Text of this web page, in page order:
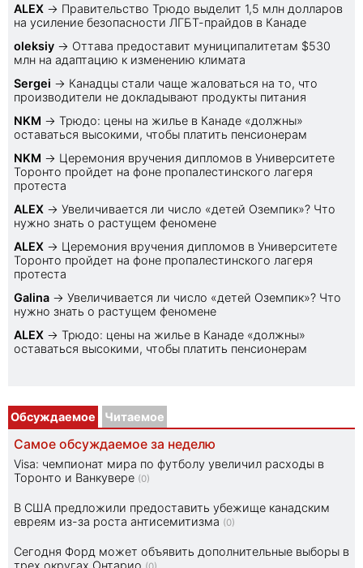
ALEX → Правительство Трюдо выделит 1,5 млн долларов
на усиление безопасности ЛГБТ-прайдов в Канаде
oleksiy → Оттава предоставит муниципалитетам $530
млн на адаптацию к изменению климата
Sеrgei → Канадцы стали чаще жаловаться на то, что
производители не докладывают продукты питания
NKM → Трюдо: цены на жилье в Канаде «должны»
оставаться высокими, чтобы платить пенсионерам
NKM → Церемония вручения дипломов в Университете
Торонто пройдет на фоне пропалестинского лагеря
протеста
ALEX → Увеличивается ли число «детей Оземпик»? Что
нужно знать о растущем феномене
ALEX → Церемония вручения дипломов в Университете
Торонто пройдет на фоне пропалестинского лагеря
протеста
Galina → Увеличивается ли число «детей Оземпик»? Что
нужно знать о растущем феномене
ALEX → Трюдо: цены на жилье в Канаде «должны»
оставаться высокими, чтобы платить пенсионерам
Обсуждаемое Читаемое
Самое обсуждаемое за неделю
Visa: чемпионат мира по футболу увеличил расходы в
Торонто и Ванкувере (0)
В США предложили предоставить убежище канадским
евреям из-за роста антисемитизма (0)
Сегодня Форд может объявить дополнительные выборы в
трех округах Онтарио